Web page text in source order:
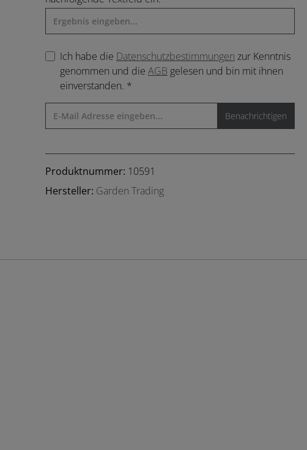
Ich habe die Datenschutzbestimmungen zur Kenntnis
genommen und die AGB gelesen und bin mit ihnen
einverstanden. *
Benachrichtigen
Produktnummer: 10591
Hersteller: Garden Trading